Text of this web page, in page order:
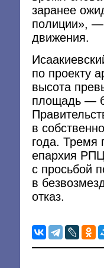
заранее
полиции», —
движения.
по проекту
высота
площадь —
в
года. Тремя
епархия
с просьбой
в
отказ.